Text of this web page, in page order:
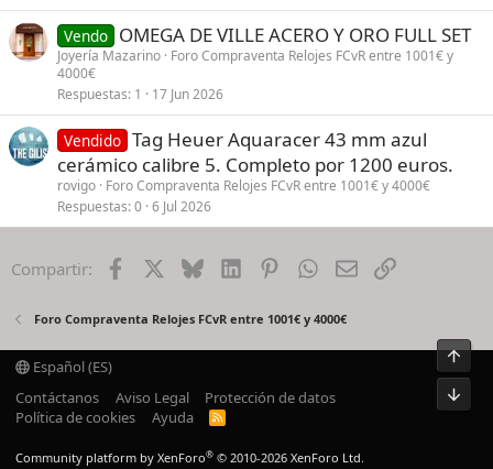
Vendo OMEGA DE VILLE ACERO Y ORO FULL SET
Joyería Mazarino Foro Compraventa Relojes FCvR entre 1001€ y
4000€
Respuestas 1 17 Jun 2026
Vendido Tag Heuer Aquaracer 43 mm azul
cerámico calibre 5. Completo por 1200 euros.
rovigo Foro Compraventa Relojes FCvR entre 1001€ y 4000€
Respuestas 0 6 Jul 2026
Compartir: Facebook BlueskyLinkedInPinterestWhatsApp
EmailEnlace
Foro Compraventa Relojes FCvR entre 1001€ y 4000€
Español (ES)
Contáctanos
Aviso Legal
Protección de datos
Política de cookies
Ayuda
R
Community platform by XenForo® © 2010-2026 XenForo Ltd.